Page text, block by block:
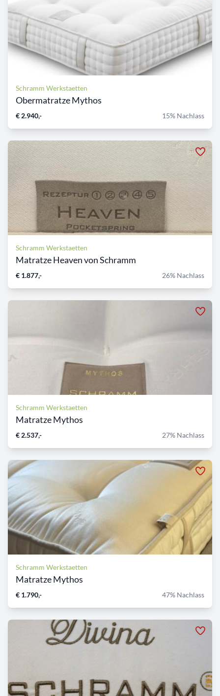
Schramm Werkstaetten
Obermatratze Mythos
€ 2.940,- 15% Nachlass
Schramm Werkstaetten
Matratze Heaven von Schramm
€ 1.877,- 26% Nachlass
Schramm Werkstaetten
Matratze Mythos
€ 2.537,- 27% Nachlass
Schramm Werkstaetten
Matratze Mythos
€ 1.790,- 47% Nachlass